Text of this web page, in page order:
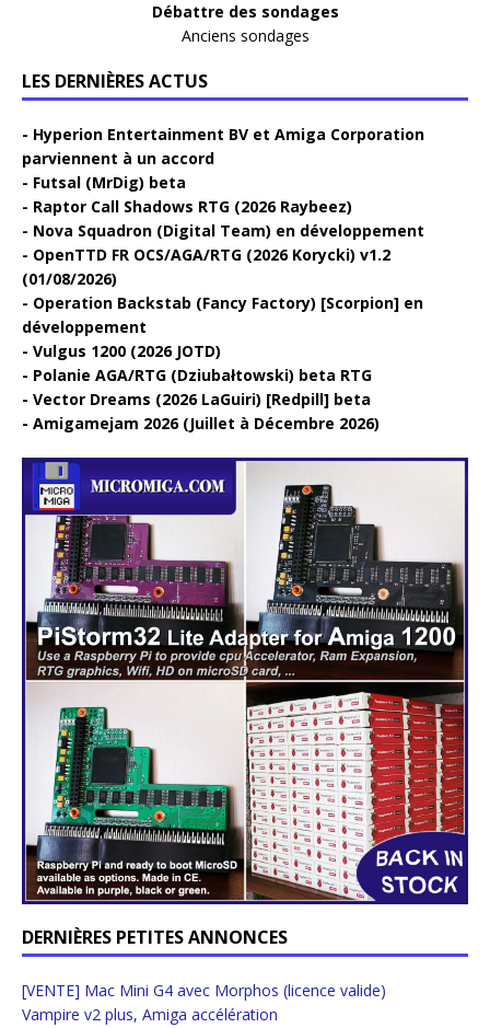
Débattre des sondages
Anciens sondages
LES DERNIÈRES ACTUS
Hyperion Entertainment BV et Amiga Corporation
parviennent à un accord
Futsal (MrDig) beta
Raptor Call Shadows RTG (2026 Raybeez)
Nova Squadron (Digital Team) en développement
OpenTTD FR OCS/AGA/RTG (2026 Korycki) v1.2
(01/08/2026)
Operation Backstab (Fancy Factory) [Scorpion] en
développement
Vulgus 1200 (2026 JOTD)
Polanie AGA/RTG (Dziubałtowski) beta RTG
Vector Dreams (2026 LaGuiri) [Redpill] beta
Amigamejam 2026 (Juillet à Décembre 2026)
DERNIÈRES PETITES ANNONCES
[VENTE] Mac Mini G4 avec Morphos (licence valide)
Vampire v2 plus, Amiga accélération